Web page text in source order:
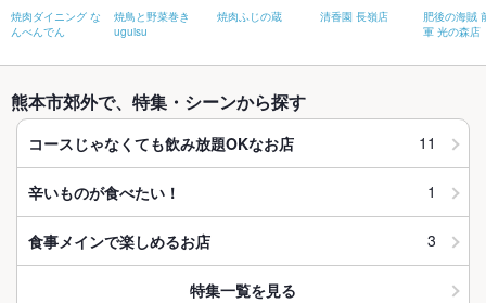
焼肉ダイニング な
んべんでん
焼鳥と野菜巻き
uguisu
焼肉ふじの蔵 清香園 長嶺店
肥後の海賊
軍 光の森店
熊本市郊外で、特集・シーンから探す
コースじゃなくても飲み放題OKなお店 11
辛いものが食べたい！ 1
食事メインで楽しめるお店 3
特集一覧を見る